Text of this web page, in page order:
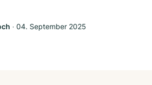
‧ 04. September 2025